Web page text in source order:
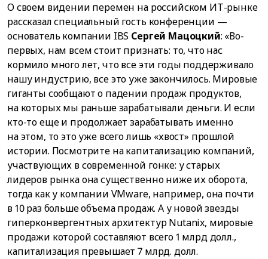
О своем видении перемен на российском ИТ-рынке
рассказал специальный гость конференции —
основатель компании IBS Сергей Мацоцкий: «Во-
первых, нам всем стоит признать: то, что нас
кормило много лет, что все эти годы поддерживало
нашу индустрию, все это уже закончилось. Мировые
гиганты сообщают о падении продаж продуктов,
на которых мы раньше зарабатывали деньги. И если
кто-то еще и продолжает зарабатывать именно
на этом, то это уже всего лишь «хвост» прошлой
истории. Посмотрите на капитализацию компаний,
участвующих в современной гонке: у старых
лидеров рынка она существенно ниже их оборота,
тогда как у компании VMware, например, она почти
в 10 раз больше объема продаж. А у новой звезды
гиперконвергентных архитектур Nutanix, мировые
продажи которой составляют всего 1 млрд долл.,
капитализация превышает 7 млрд. долл.